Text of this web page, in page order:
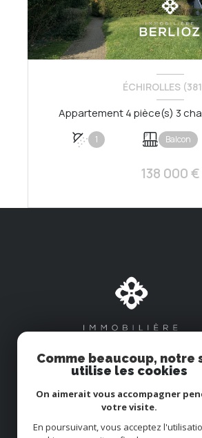
ÉCHIROLLES
1 Balcon
138 000 €
VOIR LE BIEN
Comme beaucoup, notre
utilise les cookies
On aimerait vous accompagner
votre visite.
En poursuivant, vous acceptez